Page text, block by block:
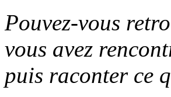
Pouvez-vous
vous avez
puis raconter ce